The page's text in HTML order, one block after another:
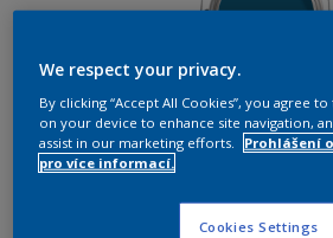
Najít výrobek v
We respect your privacy.
By clicking “Accept All Cookies”, you agree
on your device to enhance site navigation,
assist in our marketing efforts.
Prohlášení
pro více informací.
Cookies Settings